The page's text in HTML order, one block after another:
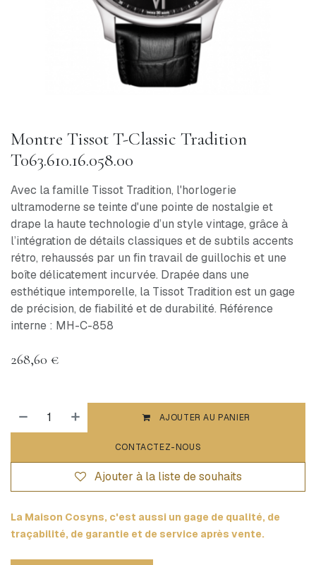
Montre Tissot T-Classic Tradition
T063.610.16.058.00
Avec la famille Tissot Tradition, l'horlogerie
ultramoderne se teinte d'une pointe de nostalgie et
drape la haute technologie d’un style vintage, grâce à
l’intégration de détails classiques et de subtils accents
rétro, rehaussés par un fin travail de guillochis et une
boîte délicatement incurvée. Drapée dans une
esthétique intemporelle, la Tissot Tradition est un gage
de précision, de fiabilité et de durabilité. Référence
interne : MH-C-858
268,60 €
AJOUTER AU PANIER
CONTACTEZ-NOUS
Ajouter à la liste de souhaits
La Maison Cosyns, c'est aussi un gage de qualité, de
traçabilité, de garantie et de service après vente.